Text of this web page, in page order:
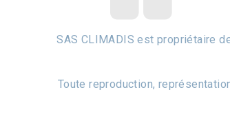
SAS CLIMADIS est propriétaire
Toute reproduction,